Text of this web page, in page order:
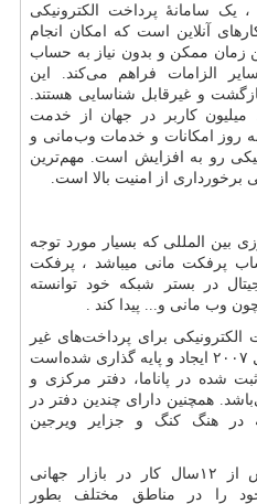
، یک سامانهٔ پرداخت الکترونیکی
آنلاین است که امکان انجام
زمان ممکن و بدون نیاز به حساب
الزامات فراهم می‌کند. این
و غیرقابل شناسایی هستند.
در حال حاضر حدود بیش از ۶ میلیون کاربر در جهان از خدمت
روز امکانات و خدمات وب‌مانی و
رو به افزایش است. مهم‌ترین
برخورداری از امنیت بالا است.
بین المللی که بسیار مورد توجه
پرفکت مانی میباشد ، پرفکت
در بستر شبکه خود توانسته
وب مانی و... پیدا کند .
برای پرداخت‌های غیر
نقدی در اینترنت است که در سال ۲۰۰۷ ایجاد و پایه گذاری شده‌است
شده در پاناما، دفتر مرکزی و
همچنین دارای چندین دفتر در
در هنگ کنگ و جزایر ویرجین
پزفکت مانی هم اکنون با بیش از ۱۲سال کار در بازار جهانی
را در مناطق مختلف بطور